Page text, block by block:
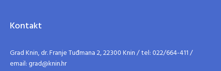
Kontakt
Grad Knin, dr. Franje Tuđmana 2, 22300 Knin / tel: 022/664-411 /
email: grad@knin.hr